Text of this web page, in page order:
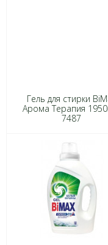
Гель для стирки
Арома Терапия
7487